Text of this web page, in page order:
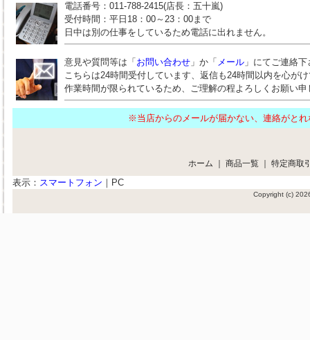
電話番号：011-788-2415(店長：五十嵐)
受付時間：平日18：00～23：00まで
日中は別の仕事をしているため電話に出れません。
意見や質問等は「 お問い合わせ 」か「 メール 」にてご連絡
こちらは24時間受付しています、返信も24時間以内を心が
作業時間が限られているため、ご理解の程よろしくお願い申
※当店からのメールが届かない、連絡が
ホーム ｜ 商品一覧 ｜ 特定商取
表示： スマートフォン ｜ PC
Copyright (c)